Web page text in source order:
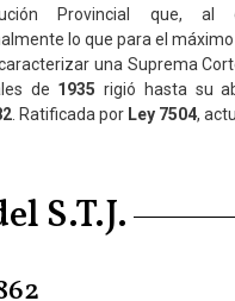
Provincial que, al
lo que para el
caracterizar una Suprema
de 1935 rigió hasta su
. Ratificada por Ley 7504,
S.T.J.